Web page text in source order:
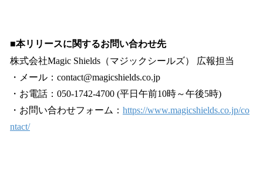
■本リリースに関するお問い合わせ先
株式会社Magic Shields（マジックシールズ） 広報担当
・メール：contact@magicshields.co.jp
・お電話：050-1742-4700 (平日午前10時～午後5時)
・お問い合わせフォーム： https://www.magicshields.co.jp/co
ntact/